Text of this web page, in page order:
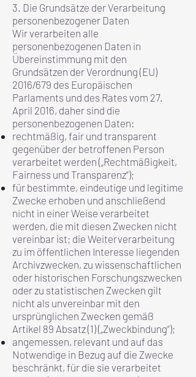
3. Die Grundsätze der Verarbeitung
personenbezogener Daten
Wir verarbeiten alle
personenbezogenen Daten in
Übereinstimmung mit den
Grundsätzen der Verordnung (EU)
2016/679 des Europäischen
Parlaments und des Rates vom 27.
April 2016, daher sind die
personenbezogenen Daten:
rechtmäßig, fair und transparent
gegenüber der betroffenen Person
verarbeitet werden („Rechtmäßigkeit,
Fairness und Transparenz“);
für bestimmte, eindeutige und legitime
Zwecke erhoben und anschließend
nicht in einer Weise verarbeitet
werden, die mit diesen Zwecken nicht
vereinbar ist; die Weiterverarbeitung
zu im öffentlichen Interesse liegenden
Archivzwecken, zu wissenschaftlichen
oder historischen Forschungszwecken
oder zu statistischen Zwecken gilt
nicht als unvereinbar mit den
ursprünglichen Zwecken gemäß
Artikel 89 Absatz (1) („Zweckbindung“);
angemessen, relevant und auf das
Notwendige in Bezug auf die Zwecke
beschränkt, für die sie verarbeitet